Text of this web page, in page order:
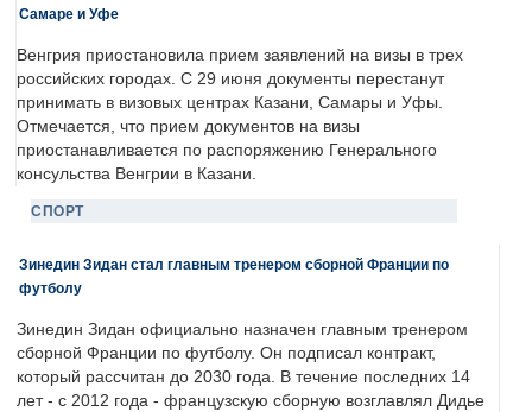
Самаре и Уфе
Венгрия приостановила прием заявлений на визы в трех
российских городах. С 29 июня документы перестанут
принимать в визовых центрах Казани, Самары и Уфы.
Отмечается, что прием документов на визы
приостанавливается по распоряжению Генерального
консульства Венгрии в Казани.
СПОРТ
Зинедин Зидан стал главным тренером сборной Франции по
футболу
Зинедин Зидан официально назначен главным тренером
сборной Франции по футболу. Он подписал контракт,
который рассчитан до 2030 года. В течение последних 14
лет - с 2012 года - французскую сборную возглавлял Дидье